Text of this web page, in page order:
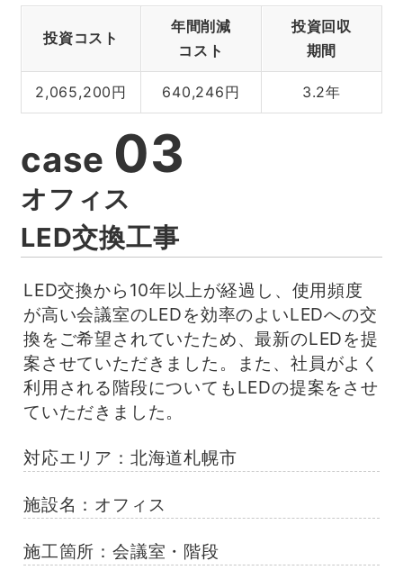
投資コスト
年間削減
コスト
投資回収
期間
2,065,200円 640,246円 3.2年
case 03
オフィス
LED交換工事
LED交換から10年以上が経過し、使用頻度
が高い会議室のLEDを効率のよいLEDへの交
換をご希望されていたため、最新のLEDを提
案させていただきました。また、社員がよく
利用される階段についてもLEDの提案をさせ
ていただきました。
対応エリア： 北海道札幌市
施設名：オフィス
施工箇所：会議室・階段